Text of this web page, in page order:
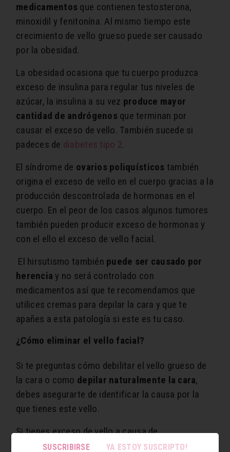
medicamentos que contienen testosterona,
minoxidil y fenitonína. Al mismo tiempo este
crecimiento de vello grueso puede ser causado
por la obesidad.
La obesidad ocasiona que tu cuerpo produzca
exceso de insulina para regular tus niveles de
azúcar, la insulina a su vez produce mayor
cantidad de andrógenos que terminan por
causar el exceso de vello. También sucede si
padeces de diabetes tipo 2.
El síndrome de ovarios poliquísticos también
origina el exceso de vello en el cuerpo gracias a la
producción descontrolada de hormonas en el
cuerpo. En el peor de los casos algunos tumores
también pueden producir exceso de hormonas y
con el ello el exceso de vello facial.
El hirsutismo también puede ser causado por
herencia y no será controlado con
medicamentos así que te recomendamos que
utilices cremas para depilar la cara y que te
apañes a esta patología si este es tu caso.
¿Cómo eliminar el vello facial?
Si te preguntas cómo debilitar el vello grueso de
la cara o como depilar naturalmente la cara,
debes asegurarte de identificar la causa por la
que tienes este vello.
Si tienes exceso de vello a causa de
medicamentos con los ingredientes que te hemos
SUSCRIBIRSE YA ESTOY SUSCRIPTO!